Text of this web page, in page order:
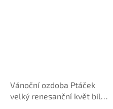
Vánoční ozdoba Ptáček
velký renesanční květ bílý